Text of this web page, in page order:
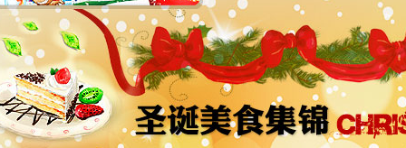
干果布丁：为全家带来好运
1714年，家家户户都会自制布丁，一家人轮流以
逆时针方向搅拌材料，同时放入一些代表幸运的
银饰物，隔水蒸七小时，食用前淋上白兰地再点
火，火未熄前就要分好给各人，那么来年大家就
会顺顺利利了。
士的糖：纪
士的糖其实应
由一位基督徒
生。“J”代表耶
红色纹代表赎